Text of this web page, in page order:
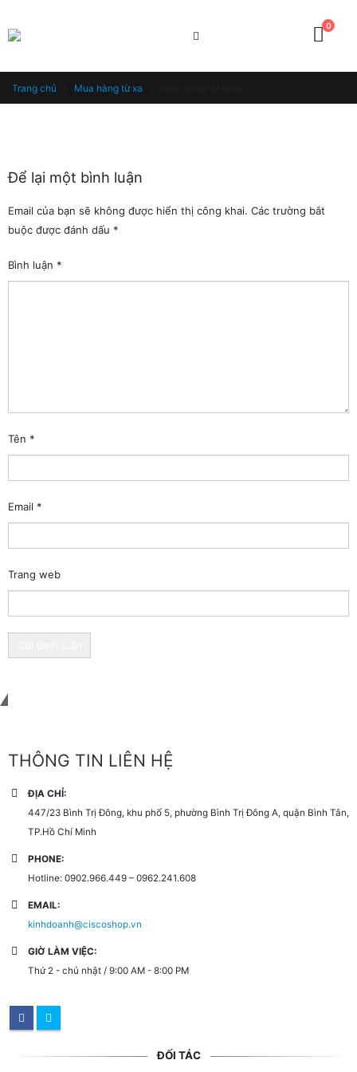
0
Trang chủ Mua hàng từ xa
Để lại một bình luận
Email của bạn sẽ không được hiển thị công khai. Các trường bắt
buộc được đánh dấu *
Bình luận *
Tên *
Email *
Trang web
THÔNG TIN LIÊN HỆ
ĐỊA CHỈ:
447/23 Bình Trị Đông, khu phố 5, phường Bình Trị Đông A, quận Bình Tân,
TP.Hồ Chí Minh
PHONE:
Hotline: 0902.966.449 – 0962.241.608
EMAIL:
kinhdoanh@ciscoshop.vn
GIỜ LÀM VIỆC:
Thứ 2 - chủ nhật / 9:00 AM - 8:00 PM
ĐỐI TÁC